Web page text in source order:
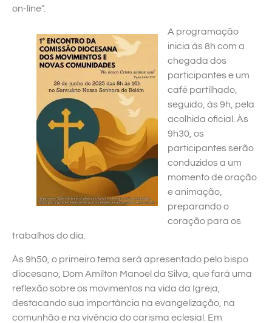
on-line”.
A programação
inicia às 8h com a
chegada dos
participantes e um
café partilhado,
seguido, às 9h, pela
acolhida oficial. Às
9h30, os
participantes serão
conduzidos a um
momento de oração
e animação,
preparando o
coração para os
trabalhos do dia.
Às 9h50, o primeiro tema será apresentado pelo bispo
diocesano, Dom Amilton Manoel da Silva, que fará uma
reflexão sobre os movimentos na vida da Igreja,
destacando sua importância na evangelização, na
comunhão e na vivência do carisma eclesial. Em